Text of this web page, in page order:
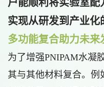
户能顺利将实验室配
实现从研发到产业化
多功能复合助力未来
为了增强PNIPAM水凝
其与其他材料复合。例